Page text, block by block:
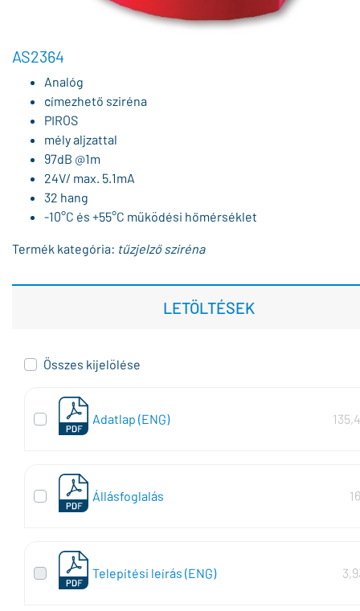
AS2364
Analóg
címezhető sziréna
PIROS
mély aljzattal
97dB @1m
24V/ max. 5.1mA
32 hang
-10°C és +55°C működési hőmérséklet
Termék kategória: tűzjelző sziréna
LETÖLTÉSEK
Összes kijelölése
Adatlap (ENG)
Állásfoglalás
Telepítési leírás (ENG)